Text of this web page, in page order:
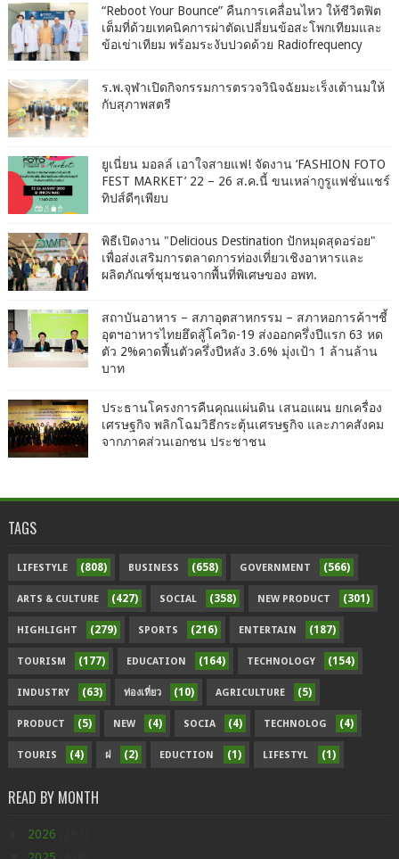
“Reboot Your Bounce” คืนการเคลื่อนไหว ให้ชีวิตฟิต
เต็มที่ด้วยเทคนิคการผ่าตัดเปลี่ยนข้อสะโพกเทียมและ
ข้อเข่าเทียม พร้อมระงับปวดด้วย Radiofrequency
ร.พ.จุฬาเปิดกิจกรรมการตรวจวินิจฉัยมะเร็งเต้านมให้
กับสุภาพสตรี
ยูเนี่ยน มอลล์ เอาใจสายแฟ! จัดงาน ‘FASHION FOTO
FEST MARKET’ 22 – 26 ส.ค.นี้ ขนเหล่ากูรูแฟชั่นแชร์
ทิปส์ดีๆเพียบ
พิธีเปิดงาน "Delicious Destination ปักหมุดสุดอร่อย"
เพื่อส่งเสริมการตลาดการท่องเที่ยวเชิงอาหารและ
ผลิตภัณฑ์ชุมชนจากพื้นที่พิเศษของ อพท.
สถาบันอาหาร – สภาอุตสาหกรรม – สภาหอการค้าฯชี้
อุตฯอาหารไทยฮึดสู้โควิด-19 ส่งออกครึ่งปีแรก 63 หด
ตัว 2%คาดฟื้นตัวครึ่งปีหลัง 3.6% มุ่งเป้า 1 ล้านล้าน
บาท
ประธานโครงการคืนคุณแผ่นดิน เสนอแผน ยกเครื่อง
เศรษฐกิจ พลิกโฉมวิธีกระตุ้นเศรษฐกิจ และภาคสังคม
จากภาคส่วนเอกชน ประชาชน
TAGS
LIFESTYLE (808) BUSINESS (658) GOVERNMENT (566)
ARTS & CULTURE (427) SOCIAL (358) NEW PRODUCT (301)
HIGHLIGHT (279) SPORTS (216) ENTERTAIN (187)
TOURISM (177) EDUCATION (164) TECHNOLOGY (154)
INDUSTRY (63) ท่องเที่ยว (10) AGRICULTURE (5)
PRODUCT (5) NEW (4) SOCIA (4) TECHNOLOG (4)
TOURIS (4) ฝ (2) EDUCTION (1) LIFESTYL (1)
READ BY MONTH
2026